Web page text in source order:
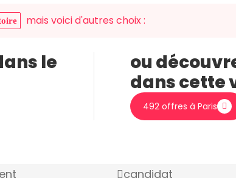
mais voici d'autres choix :
le
ou
dans cette
492 offres à Paris
candidat